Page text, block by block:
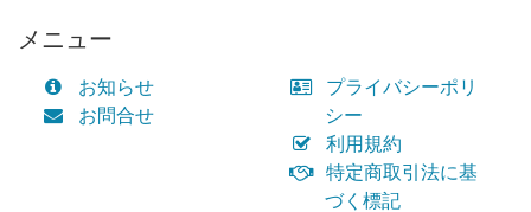
メニュー
お知らせ
お問合せ
プライバシーポリ
シー
利用規約
特定商取引法に基
づく標記